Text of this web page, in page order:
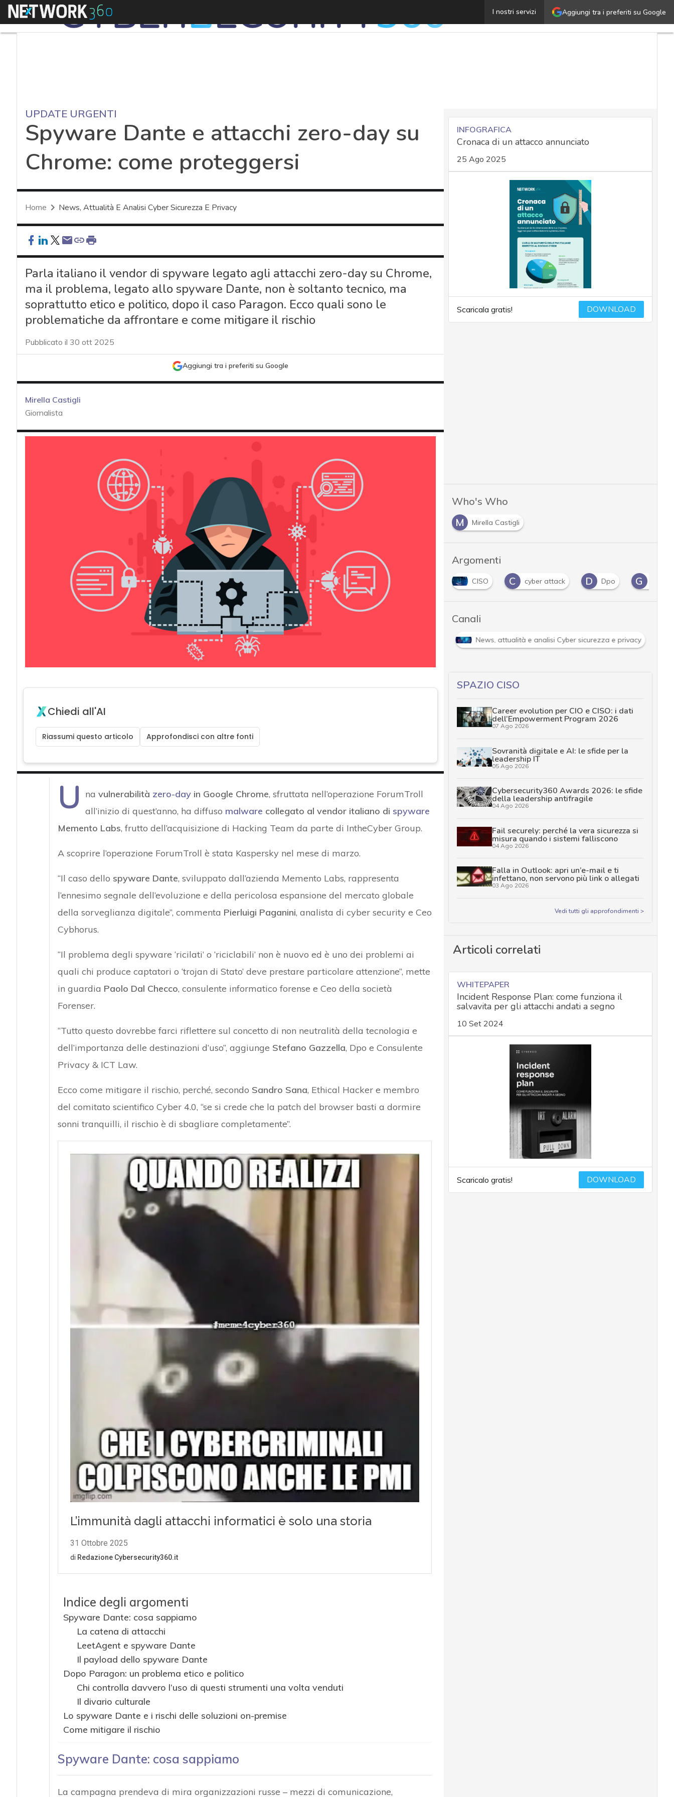
Aggiungi tra i preferiti su Google
I nostri servizi
Menu Spyware Dante e attacchi zero-day su Chrome: come
UPDATE URGENTI
Spyware Dante e attacchi zero-day su
Chrome: come proteggersi
Home News, Attualità E Analisi Cyber Sicurezza E Privacy
Parla italiano il vendor di spyware legato agli attacchi zero-day su Chrome,
ma il problema, legato allo spyware Dante, non è soltanto tecnico, ma
soprattutto etico e politico, dopo il caso Paragon. Ecco quali sono le
problematiche da affrontare e come mitigare il rischio
Pubblicato il 30 ott 2025
Aggiungi tra i preferiti su Google
Mirella Castigli
Giornalista
Chiedi all'AI
Riassumi questo articolo Approfondisci con altre fonti
U na vulnerabilità zero-dayin Google Chrome, sfruttata nell’operazione ForumTroll
all’inizio di quest’anno, ha diffuso malware collegato al vendor italiano di spyware
Memento Labs, frutto dell’acquisizione di Hacking Team da parte di IntheCyber ​​Group.
A scoprire l’operazione ForumTroll è stata Kaspersky nel mese di marzo.
“Il caso dello spyware Dante, sviluppato dall’azienda Memento Labs, rappresenta
l’ennesimo segnale dell’evoluzione e della pericolosa espansione del mercato globale
della sorveglianza digitale”, commenta Pierluigi Paganini, analista di cyber security e Ceo
Cybhorus.
“Il problema degli spyware ‘ricilati’ o ‘riciclabili’ non è nuovo ed è uno dei problemi ai
quali chi produce captatori o ‘trojan di Stato’ deve prestare particolare attenzione”, mette
in guardia Paolo Dal Checco, consulente informatico forense e Ceo della società
Forenser.
“Tutto questo dovrebbe farci riflettere sul concetto di non neutralità della tecnologia e
dell’importanza delle destinazioni d’uso”, aggiunge Stefano Gazzella, Dpo e Consulente
Privacy & ICT Law.
Ecco come mitigare il rischio, perché, secondo Sandro Sana, Ethical Hacker e membro
del comitato scientifico Cyber 4.0, “se si crede che la patch del browser basti a dormire
sonni tranquilli, il rischio è di sbagliare completamente”.
Indice degli argomenti
Spyware Dante: cosa sappiamo
La catena di attacchi
LeetAgent e spyware Dante
Il payload dello spyware Dante
Dopo Paragon: un problema etico e politico
Chi controlla davvero l’uso di questi strumenti una volta venduti
Il divario culturale
Lo spyware Dante e i rischi delle soluzioni on-premise
Come mitigare il rischio
Spyware Dante: cosa sappiamo
La campagna prendeva di mira organizzazioni russe – mezzi di comunicazione,
INFOGRAFICA
Cronaca di un attacco annunciato
25 Ago 2025
Scaricala gratis! DOWNLOAD
Who's Who
M
Mirella Castigli
Argomenti
CISO C cyber attack D Dpo G
Canali
Attacchi hacker e Malware: le ultime news in tempo reale e gli approfondimenti News, attualità e analisi Cyber sicurezza e privacy
SPAZIO CISO
Career evolution per CIO e CISO: i dati
dell’Empowerment Program 2026
07 Ago 2026
Sovranità digitale e AI: le sfide per la
leadership IT
05 Ago 2026
Cybersecurity360 Awards 2026: le sfide
della leadership antifragile
04 Ago 2026
Fail securely: perché la vera sicurezza si
misura quando i sistemi falliscono
04 Ago 2026
Falla in Outlook: apri un’e-mail e ti
infettano, non servono più link o allegati
03 Ago 2026
Vedi tutti gli approfondimenti >
Articoli correlati
WHITEPAPER
Incident Response Plan: come funziona il
salvavita per gli attacchi andati a segno
10 Set 2024
Scaricalo gratis! DOWNLOAD